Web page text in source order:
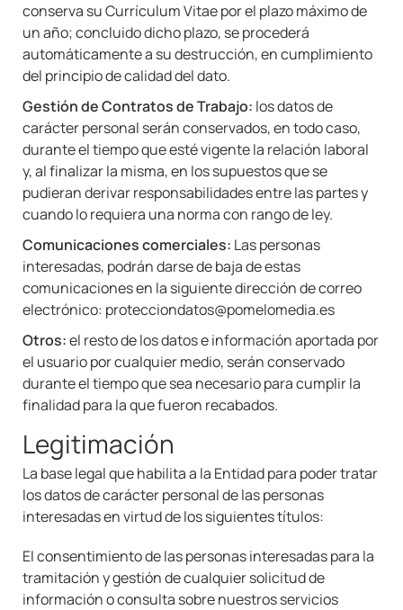
conserva su Currículum Vitae por el plazo máximo de
un año; concluido dicho plazo, se procederá
automáticamente a su destrucción, en cumplimiento
del principio de calidad del dato.
Gestión de Contratos de Trabajo: los datos de
carácter personal serán conservados, en todo caso,
durante el tiempo que esté vigente la relación laboral
y, al finalizar la misma, en los supuestos que se
pudieran derivar responsabilidades entre las partes y
cuando lo requiera una norma con rango de ley.
Comunicaciones comerciales: Las personas
interesadas, podrán darse de baja de estas
comunicaciones en la siguiente dirección de correo
electrónico: protecciondatos@pomelomedia.es
Otros:el resto de los datos e información aportada por
el usuario por cualquier medio, serán conservado
durante el tiempo que sea necesario para cumplir la
finalidad para la que fueron recabados.
Legitimación
La base legal que habilita a la Entidad para poder tratar
los datos de carácter personal de las personas
interesadas en virtud de los siguientes títulos:
El consentimiento de las personas interesadas para la
tramitación y gestión de cualquier solicitud de
información o consulta sobre nuestros servicios